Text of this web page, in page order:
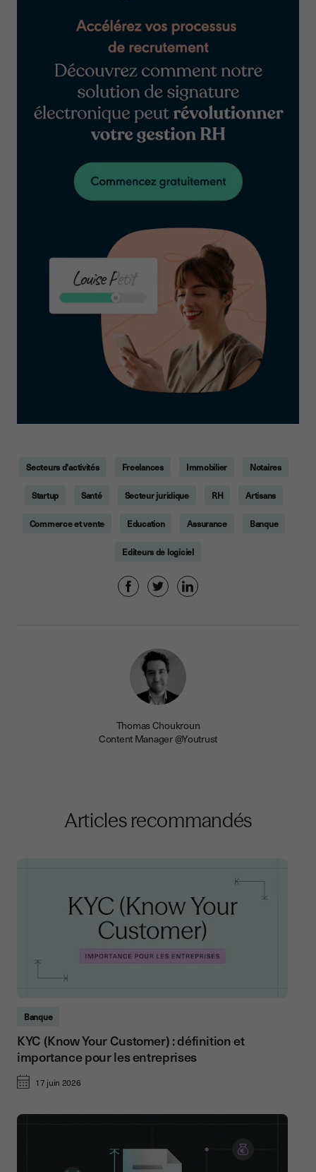
Secteurs d'activités Freelances Immobilier Notaires
Startup Santé Secteur juridique RH Artisans
Commerce et vente Education Assurance Banque
Editeurs de logiciel
Thomas Choukroun
Content Manager @Youtrust
Articles recommandés
Banque
KYC (Know Your Customer) : définition et
importance pour les entreprises
17 juin 2026